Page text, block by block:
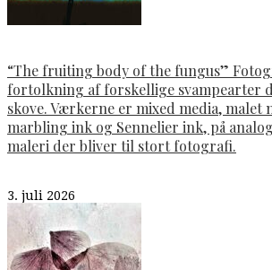
“The fruiting body of the fungus”
fortolkning af forskellige svampearter
skove. Værkerne er mixed media, malet
marbling ink og Sennelier ink, på
maleri der bliver til stort fotografi.
3. juli 2026